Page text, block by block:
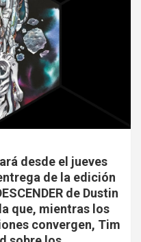
desde el jueves
de la edición
de Dustin
que, mientras los
convergen, Tim